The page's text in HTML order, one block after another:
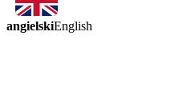
angielskiEnglish